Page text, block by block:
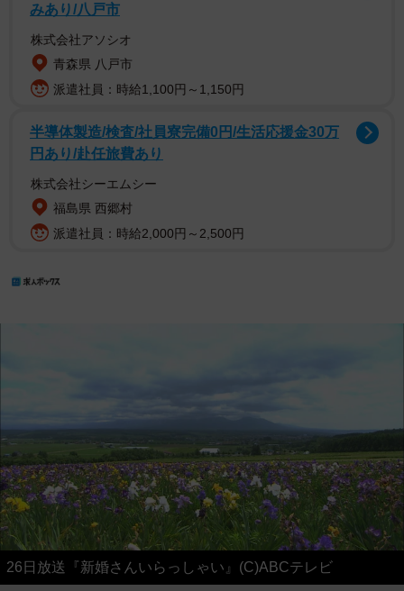
みあり/八戸市
株式会社アソシオ
青森県 八戸市
派遣社員：時給1,100円～1,150円
半導体製造/検査/社員寮完備0円/生活応援金30万
円あり/赴任旅費あり
株式会社シーエムシー
福島県 西郷村
派遣社員：時給2,000円～2,500円
26日放送『新婚さんいらっしゃい』(C)ABCテレビ